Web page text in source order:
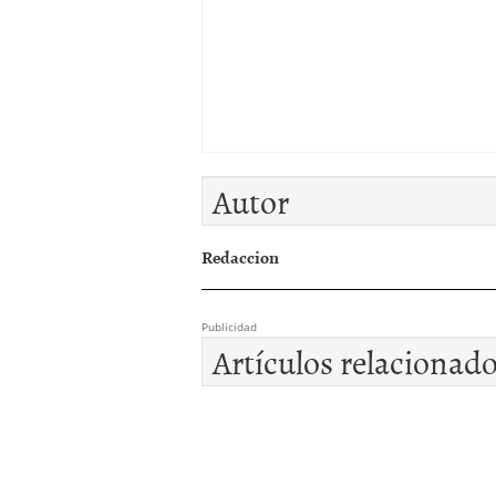
Autor
Redaccion
Publicidad
Artículos